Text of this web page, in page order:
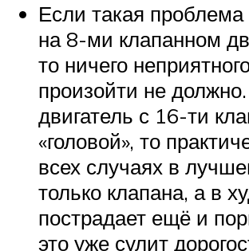
Если такая
на 8-ми клапанном
то ничего
произойти не
двигатель с 16-ти
«головой», то
всех случаях в
только клапана, а в
пострадает ещё и
это уже сулит